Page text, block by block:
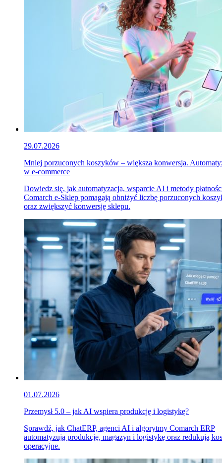
29.07.2026
Mniej porzuconych koszyków – większa konwersja.
w e-commerce
Dowiedz się, jak automatyzacja, wsparcie AI i metody
Comarch e-Sklep pomagają obniżyć liczbę porzuconych
oraz zwiększyć konwersję sklepu.
01.07.2026
Przemysł 5.0 – jak AI wspiera produkcję i logistykę?
Sprawdź, jak ChatERP, agenci AI i algorytmy Comarch ERP
automatyzują produkcję, magazyn i logistykę oraz redukują
operacyjne.